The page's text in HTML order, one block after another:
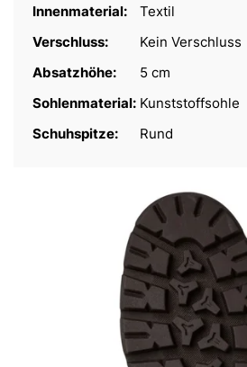
Innenmaterial:
Textil
Verschluss:
Kein Verschluss
Absatzhöhe:
5 cm
Sohlenmaterial: Kunststoffsohle
Schuhspitze:
Rund